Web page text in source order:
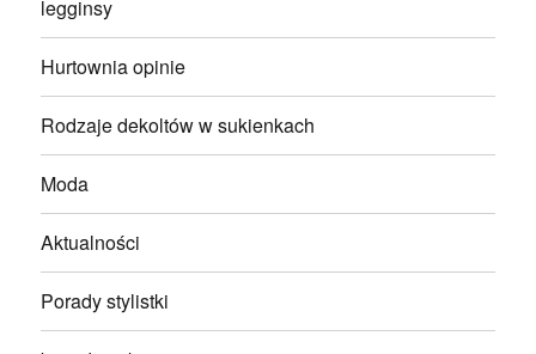
legginsy
Hurtownia opinie
Rodzaje dekoltów w sukienkach
Moda
Aktualności
Porady stylistki